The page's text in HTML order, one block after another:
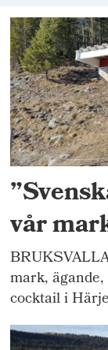
vår
mark,
cocktail i